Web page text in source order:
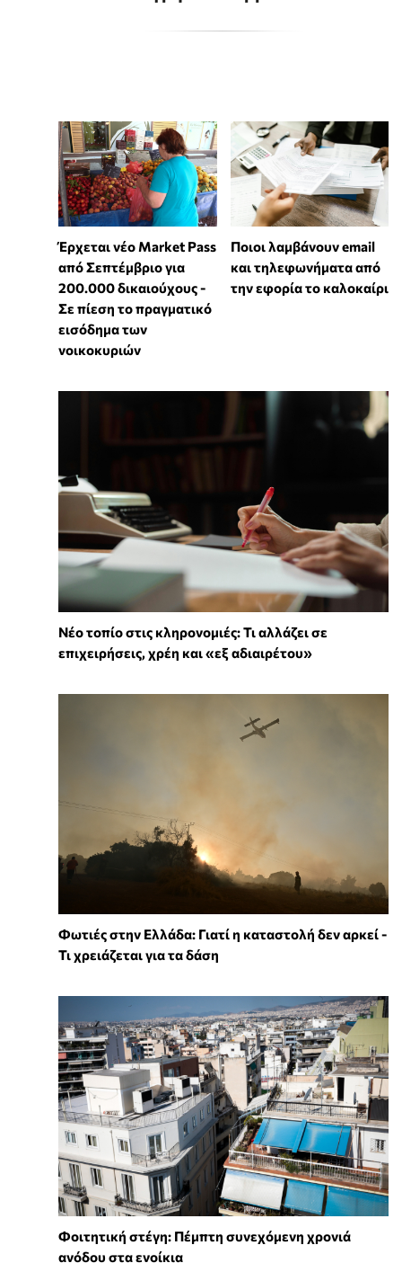
Έρχεται νέο Market Pass
από Σεπτέμβριο για
200.000 δικαιούχους -
Σε πίεση το πραγματικό
εισόδημα των
νοικοκυριών
Ποιοι λαμβάνουν email
και τηλεφωνήματα από
την εφορία το καλοκαίρι
Νέο τοπίο στις κληρονομιές: Τι αλλάζει σε
επιχειρήσεις, χρέη και «εξ αδιαιρέτου»
Φωτιές στην Ελλάδα: Γιατί η καταστολή δεν αρκεί -
Τι χρειάζεται για τα δάση
Φοιτητική στέγη: Πέμπτη συνεχόμενη χρονιά
ανόδου στα ενοίκια